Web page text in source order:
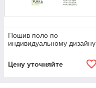
Пошив поло по
индивидуальному дизайну
Цену уточняйте